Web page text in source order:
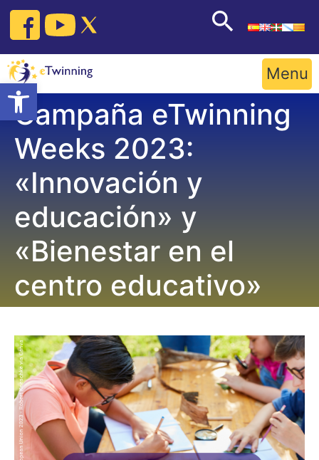
Open toolbar
Skip
content
Menu
Campaña eTwinning
Weeks 2023:
«Innovación y
educación» y
«Bienestar en el
centro educativo»